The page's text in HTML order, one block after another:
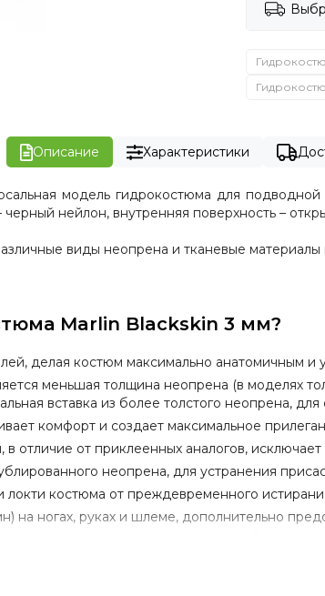
Описание Характеристики
модель гидрокостюма для
нейлон, внутренняя поверхность –
виды неопрена и тканевые
Marlin Blackskin 3 мм?
делая костюм максимально анатомичным и
меньшая толщина неопрена (в моделях
вставка из более толстого неопрена,
комфорт и создает максимальное
отличие от приклеенных аналогов,
неопрена, для устранения
костюма от преждевременного
на ногах, руках и шлеме, дополнительно
специализированным клеем. Все края